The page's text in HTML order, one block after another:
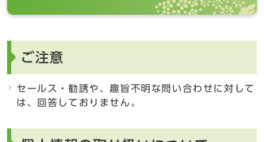
ご注意
セールス・勧誘や、趣旨不明な問い合わせに対して
は、回答しておりません。